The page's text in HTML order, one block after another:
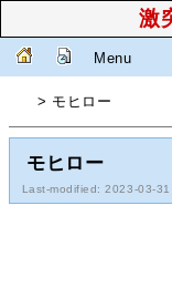
激
Menu
> モヒロー
モヒロー
Last-modified: 2023-03-